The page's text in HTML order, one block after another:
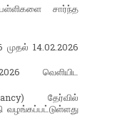
சார்ந்த
முதல் 14.02.2026
வெளியிட
தேர்வில்
வழங்கப்பட்டுள்ளது